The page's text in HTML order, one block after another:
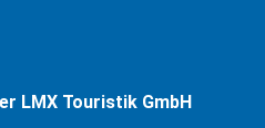
LMX Touristik GmbH